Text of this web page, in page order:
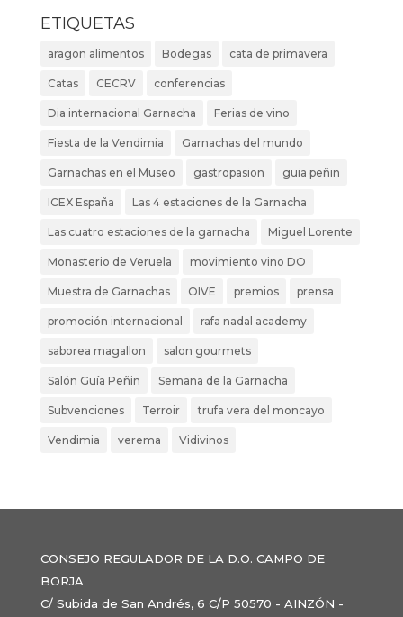
ETIQUETAS
aragon alimentos Bodegas cata de primavera
Catas CECRV conferencias
Dia internacional Garnacha Ferias de vino
Fiesta de la Vendimia Garnachas del mundo
Garnachas en el Museo gastropasion guia peñin
ICEX España Las 4 estaciones de la Garnacha
Las cuatro estaciones de la garnacha Miguel Lorente
Monasterio de Veruela movimiento vino DO
Muestra de Garnachas OIVE premios prensa
promoción internacional rafa nadal academy
saborea magallon salon gourmets
Salón Guía Peñin Semana de la Garnacha
Subvenciones Terroir trufa vera del moncayo
Vendimia verema Vidivinos
CONSEJO REGULADOR DE LA D.O. CAMPO DE
BORJA
C/ Subida de San Andrés, 6 C/P 50570 - AINZÓN -